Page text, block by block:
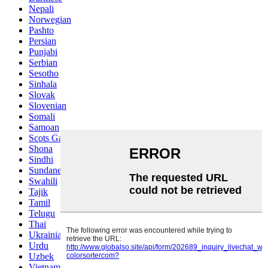
Nepali
Norwegian
Pashto
Persian
Punjabi
Serbian
Sesotho
Sinhala
Slovak
Slovenian
Somali
Samoan
Scots Gaelic
Shona
Sindhi
Sundanese
Swahili
Tajik
Tamil
Telugu
Thai
Ukrainian
Urdu
Uzbek